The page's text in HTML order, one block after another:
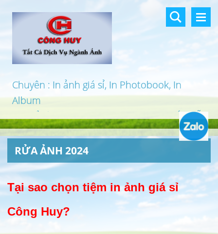
Chuyên : In ảnh giá sỉ, In Photobook, In
Album
In khổ lớn, In UV 3D, In Canvas, In PP, Ép Gỗ
…
RỬA ẢNH 2024
Tại sao chọn tiệm in ảnh giá sỉ
Công Huy?